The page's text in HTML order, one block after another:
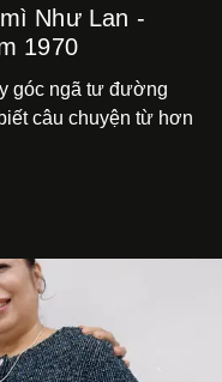
Như Lan -
1970
góc ngã tư đường
câu chuyện từ hơn